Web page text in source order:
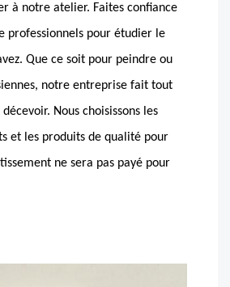
à notre atelier. Faites confiance
professionnels pour étudier le
Que ce soit pour peindre ou
notre entreprise fait tout
Nous choisissons les
et les produits de qualité pour
ne sera pas payé pour